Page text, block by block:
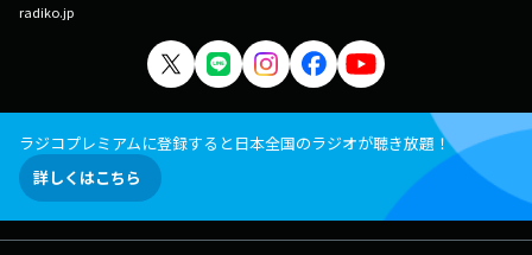
radiko.jp
ラジコプレミアムに登録すると日本全国のラジオが聴き放題！
詳しくはこちら